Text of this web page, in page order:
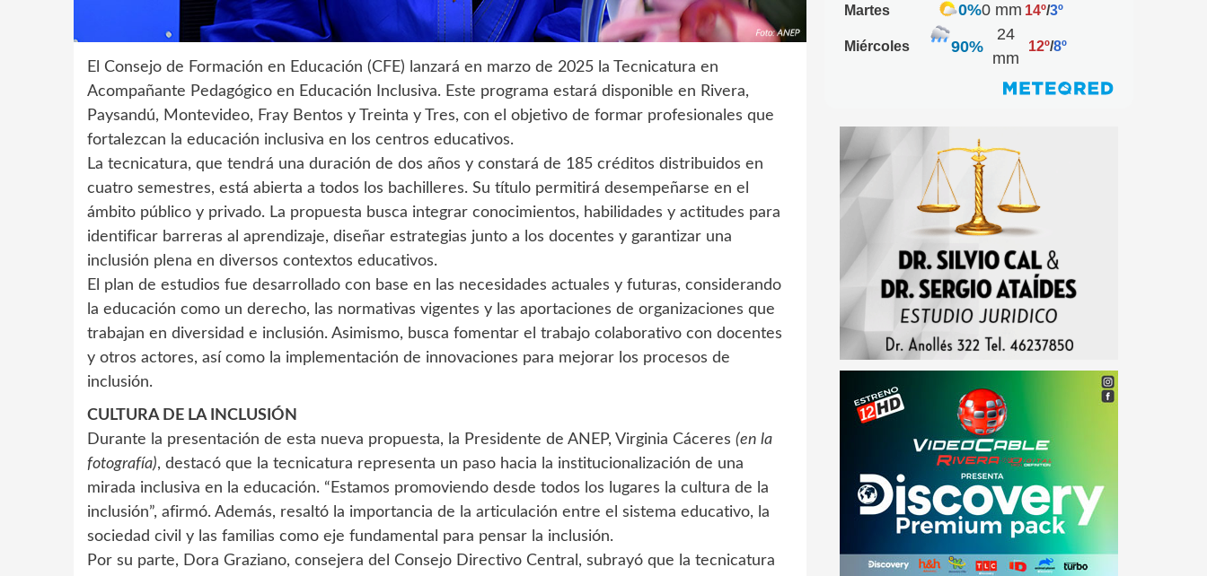
El Consejo de Formación en Educación (CFE) lanzará en marzo de 2025 la Tecnicatura en
Acompañante Pedagógico en Educación Inclusiva. Este programa estará disponible en Rivera,
Paysandú, Montevideo, Fray Bentos y Treinta y Tres, con el objetivo de formar profesionales que
fortalezcan la educación inclusiva en los centros educativos.
La tecnicatura, que tendrá una duración de dos años y constará de 185 créditos distribuidos en
cuatro semestres, está abierta a todos los bachilleres. Su título permitirá desempeñarse en el
ámbito público y privado. La propuesta busca integrar conocimientos, habilidades y actitudes para
identificar barreras al aprendizaje, diseñar estrategias junto a los docentes y garantizar una
inclusión plena en diversos contextos educativos.
El plan de estudios fue desarrollado con base en las necesidades actuales y futuras, considerando
la educación como un derecho, las normativas vigentes y las aportaciones de organizaciones que
trabajan en diversidad e inclusión. Asimismo, busca fomentar el trabajo colaborativo con docentes
y otros actores, así como la implementación de innovaciones para mejorar los procesos de
inclusión.
CULTURA DE LA INCLUSIÓN
Durante la presentación de esta nueva propuesta, la Presidente de ANEP, Virginia Cáceres (en la
fotografía), destacó que la tecnicatura representa un paso hacia la institucionalización de una
mirada inclusiva en la educación. “Estamos promoviendo desde todos los lugares la cultura de la
inclusión”, afirmó. Además, resaltó la importancia de la articulación entre el sistema educativo, la
sociedad civil y las familias como eje fundamental para pensar la inclusión.
Por su parte, Dora Graziano, consejera del Consejo Directivo Central, subrayó que la tecnicatura
Martes
0%0 mm 14º/3º
Miércoles 90%
24
mm
12º/8º